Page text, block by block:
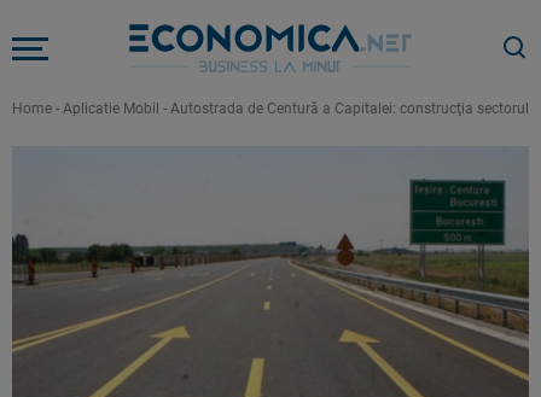
Home - Aplicatie Mobil - Autostrada de Centură a Capitalei: construcţia